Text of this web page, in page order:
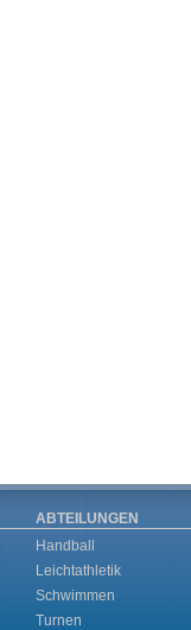
ABTEILUNGEN
Handball
Leichtathletik
Schwimmen
Turnen